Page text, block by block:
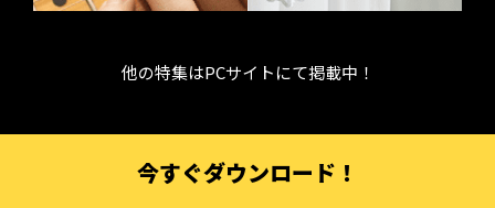
他の特集はPCサイトにて掲載中！
今すぐダウンロード！